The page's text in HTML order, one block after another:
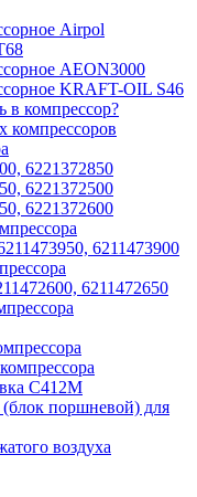
Airpol
AEON3000
KRAFT-OIL S46
в компрессор?
компрессоров
6221372850
6221372500
6221372600
6211473900
6211472650
С412М
поршневой) для
воздуха